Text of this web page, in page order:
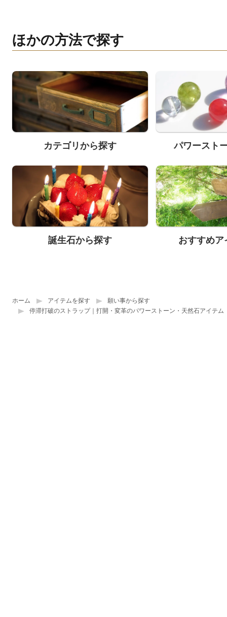
ほかの方法で探す
カテゴリから探す パワースト
誕生石から探す おすすめア
ホーム アイテムを探す
願い事から探す
停滞打破のストラップ｜打開・変革のパワーストーン・天然石アイテム